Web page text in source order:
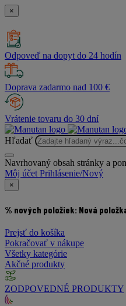
×
Odpoveď na dopyt do 24 hodín
Doprava zadarmo nad 100 €
Vrátenie tovaru do 30 dní
Hľadať
Navrhovaný obsah stránky a
Môj účet Prihlásenie/Nový
×
% nových položiek: Nová
Prejsť do košíka
Pokračovať v nákupe
Všetky kategórie
Akčné produkty
ZODPOVEDNÉ PRODUKTY